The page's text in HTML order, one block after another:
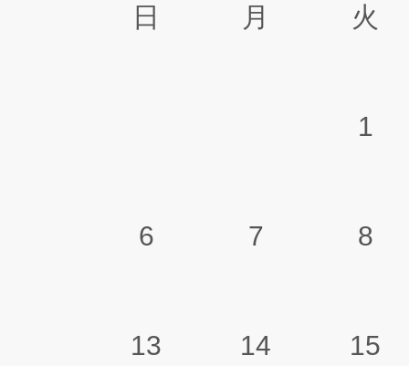
日
月 火
1
6 7 8
13 14 15